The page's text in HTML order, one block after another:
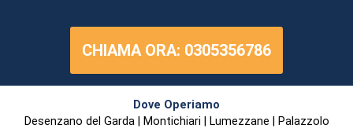
CHIAMA ORA: 0305356786
Dove Operiamo
Desenzano del Garda | Montichiari | Lumezzane | Palazzolo